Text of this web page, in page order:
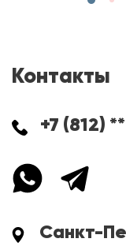
Контакты
+7 (812)
Санкт-